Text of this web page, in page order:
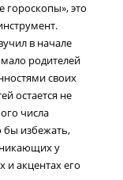
гороскопы», это
в начале
родителей
своих
остается не
числа
бы избежать,
у
и акцентах его